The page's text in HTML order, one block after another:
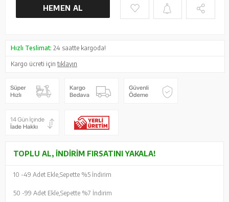
HEMEN AL
Hızlı Teslimat: 24 saatte kargoda!
Kargo ücreti içintıklayın
TOPLU AL, İNDIRIM FIRSATINI YAKALA!
10 -49 Adet Ekle, Sepette %5 İndirim
50 -99 Adet Ekle, Sepette %7 İndirim